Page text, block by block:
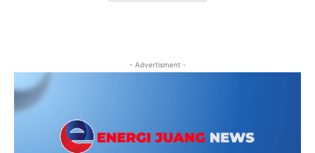
- Advertisment -